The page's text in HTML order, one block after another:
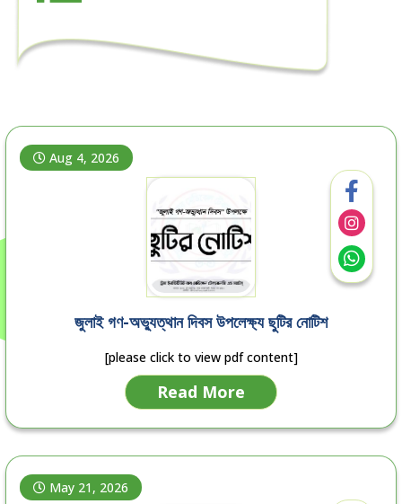
Aug 4, 2026
জুলাই গণ-অভ্যুত্থান দিবস উপলেক্ষ্য ছুটির নোটিশ
[please click to view pdf content]
Read More
May 21, 2026